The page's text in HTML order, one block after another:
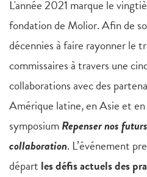
L'année 2021 marque le
fondation de Molior. Afin de
décennies à faire rayonner le
commissaires à travers une
collaborations avec des
Amérique latine, en Asie et
symposiumRepenser nos
collaboration. L’événement
départ les défis actuels des